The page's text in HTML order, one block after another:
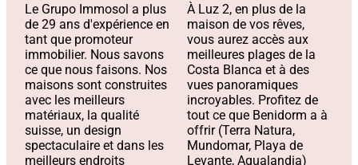
Le Grupo Immosol a plus
de 29 ans d'expérience en
tant que promoteur
immobilier. Nous savons
ce que nous faisons. Nos
maisons sont construites
avec les meilleurs
matériaux, la qualité
suisse, un design
spectaculaire et dans les
meilleurs endroits
À Luz 2, en plus de la
maison de vos rêves,
vous aurez accès aux
meilleures plages de la
Costa Blanca et à des
vues panoramiques
incroyables. Profitez de
tout ce que Benidorm a à
offrir (Terra Natura,
Mundomar, Playa de
Levante, Aqualandia)